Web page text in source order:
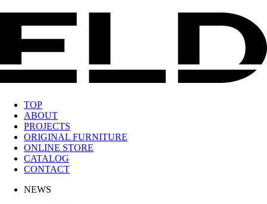
TOP
ABOUT
PROJECTS
ORIGINAL FURNITURE
ONLINE STORE
CATALOG
CONTACT
NEWS